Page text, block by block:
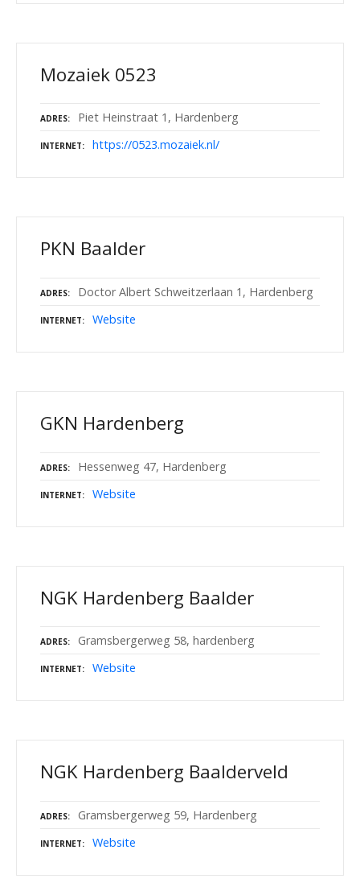
Mozaiek 0523
ADRES Piet Heinstraat 1, Hardenberg
INTERNET https://0523.mozaiek.nl/
PKN Baalder
ADRES Doctor Albert Schweitzerlaan 1, Hardenberg
INTERNET Website
GKN Hardenberg
ADRES Hessenweg 47, Hardenberg
INTERNET Website
NGK Hardenberg Baalder
ADRES Gramsbergerweg 58, hardenberg
INTERNET Website
NGK Hardenberg Baalderveld
ADRES Gramsbergerweg 59, Hardenberg
INTERNET Website